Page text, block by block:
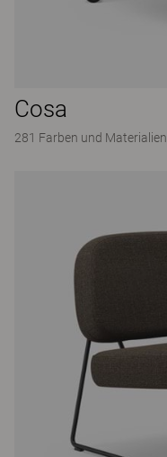
Cosa
281 Farben und Materialien